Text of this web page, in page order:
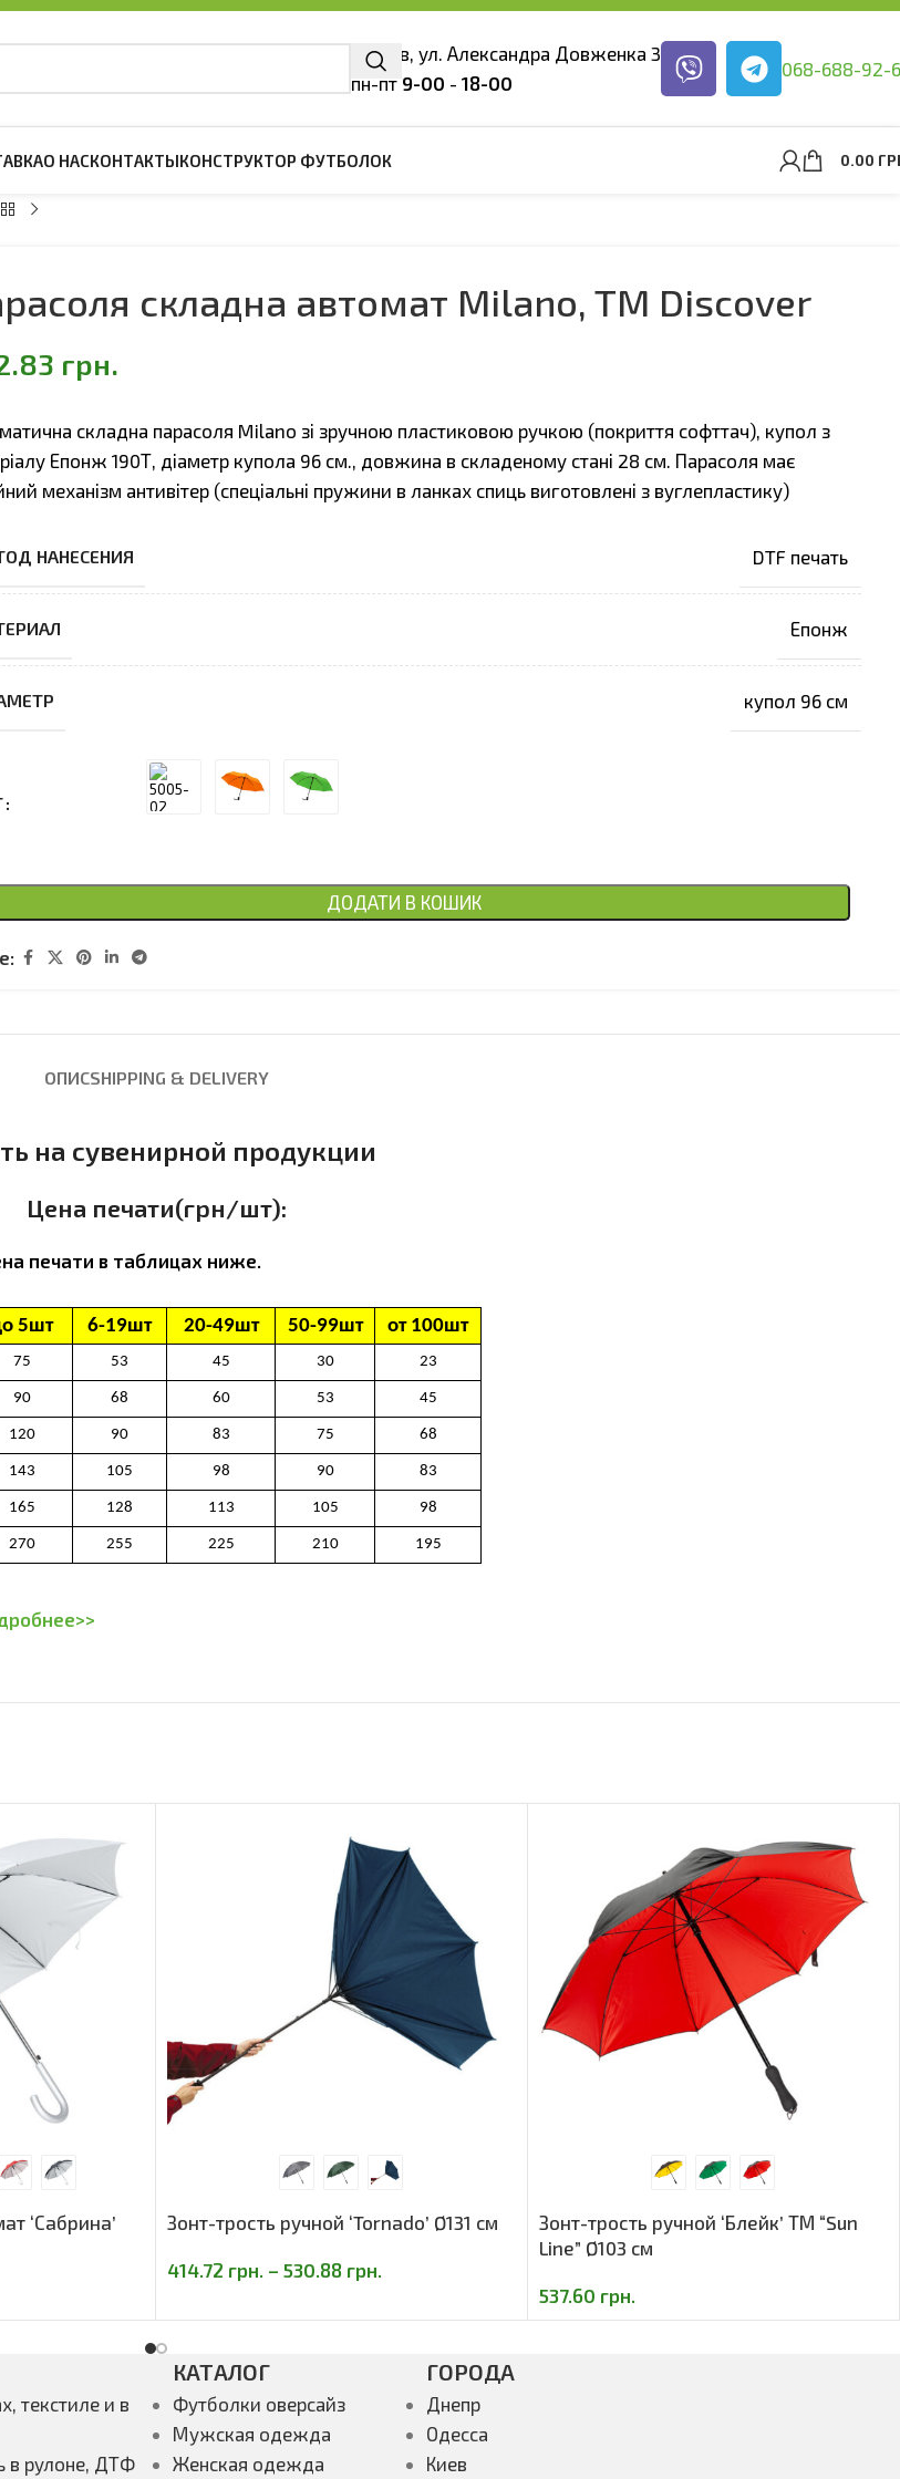
г. Киев, ул. Александра Довженка 3
пн-пт 9-00 - 18-00
068-688-92-
футболки
свитшоты
О НАСКОНТАКТЫКОНСТРУКТОР ФУТБОЛОК 0.00
складна автомат Milano, TM Discover
грн.
складна парасоля Milano зі зручною пластиковою ручкою (покриття софттач), купол з
Епонж 190Т, діаметр купола 96 см., довжина в складеному стані 28 см. Парасоля має
механізм антивітер (спеціальні пружини в ланках спиць виготовлені з вуглепластику)
НАНЕСЕНИЯ DTF печать
Епонж
купол 96 см
ДОДАТИ В КОШИК
ОПИСSHIPPING & DELIVERY
на сувенирной продукции
Цена печати(грн/шт):
печати в таблицах ниже.
‘Сабрина’
Зонт-трость ручной ‘Tornado’ Ø131 cм
414.72 грн. – 530.88 грн.
Зонт-трость ручной ‘Блейк’ ТМ “Sun
Line” Ø103 cм
537.60 грн.
текстиле и в
в рулоне, ДТФ
КАТАЛОГ
Футболки оверсайз
Мужская одежда
Женская одежда
ГОРОДА
Днепр
Одесса
Киев